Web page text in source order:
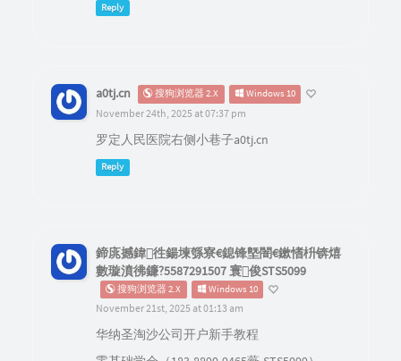
Reply
a0tj.cn 搜狗浏览器 2.X Windows 10
November 24th, 2025 at 07:37 pm
罗定人民医院右侧小巷子a0tj.cn
Reply
鍗庣撼鍏徃鍚堜綔寮€鎴锋墍闇€鏉愭枡锛熺
數璇濆彿鐮?5587291507 寰俊STS5099
搜狗浏览器 2.X Windows 10
November 21st, 2025 at 01:13 am
华纳圣淘沙公司开户新手教程